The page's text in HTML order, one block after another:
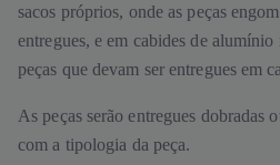
sacos próprios, onde as peças
entregues, e em cabides de
peças que devam ser entregues em
As peças serão entregues dobradas
com a tipologia da peça.